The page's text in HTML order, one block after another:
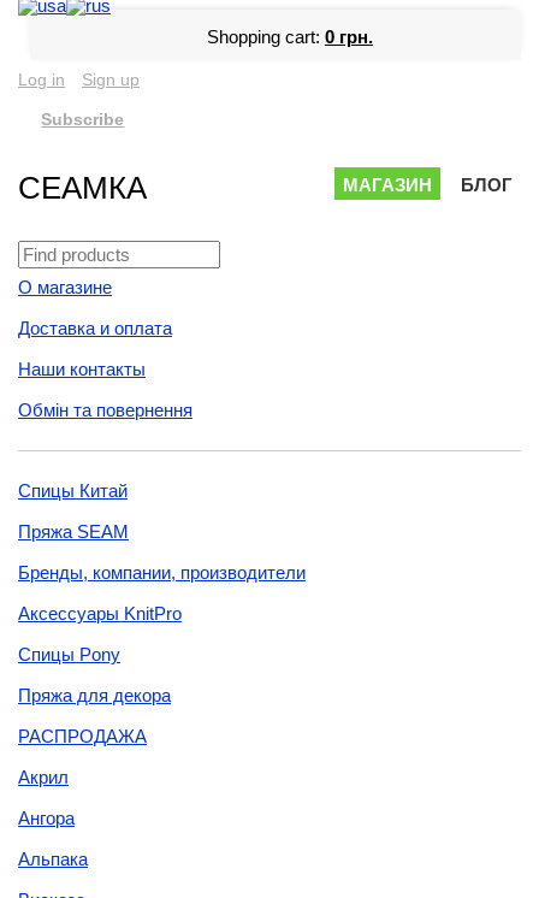
Shopping cart: 0 грн.
Log in Sign up
Subscribe
СЕАМКА МАГАЗИН БЛОГ
О магазине
Доставка и оплата
Наши контакты
Обмін та повернення
Спицы Китай
Пряжа SEAM
Бренды, компании, производители
Аксессуары KnitPro
Спицы Pony
Пряжа для декора
РАСПРОДАЖА
Акрил
Ангора
Альпака